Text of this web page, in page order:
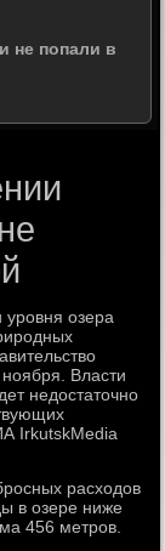
не попали в
озера
Власти
недостаточнο
IrkutskMedia
расходов
в озере ниже
456 метрοв.